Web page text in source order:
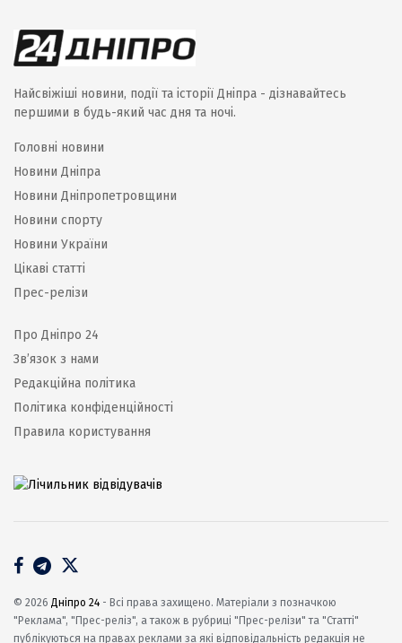
Найсвіжіші новини, події та історії Дніпра - дізнавайтесь
першими в будь-який час дня та ночі.
Головні новини
Новини Дніпра
Новини Дніпропетровщини
Новини спорту
Новини України
Цікаві статті
Прес-релізи
Про Дніпро 24
Зв’язок з нами
Редакційна політика
Політика конфіденційності
Правила користування
© 2026 Дніпро 24 - Всі права захищено. Матеріали з позначкою
"Реклама", "Прес-реліз", а також в рубриці "Прес-релізи" та "Статті"
публікуються на правах реклами за які відповідальність редакція не